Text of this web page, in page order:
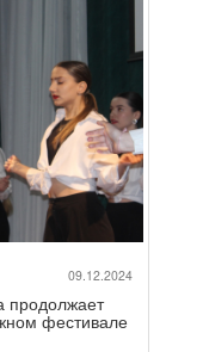
09.12.2024
продолжает
фестивале